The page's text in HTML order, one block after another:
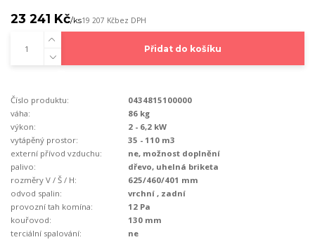
23 241 Kč/ks19 207 Kčbez DPH
Přidat do košíku
Číslo produktu:
0434815100000
váha:
86 kg
výkon:
2 - 6,2 kW
vytápěný prostor:
35 - 110 m3
externí přívod vzduchu:
ne, možnost doplnění
palivo:
dřevo, uhelná briketa
rozměry V / Š / H:
625/460/401 mm
odvod spalin:
vrchní , zadní
provozní tah komína:
12 Pa
kouřovod:
130 mm
terciální spalování:
ne